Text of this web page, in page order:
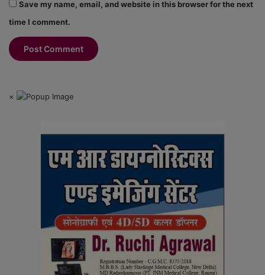
Save my name, email, and website in this browser for the next
time I comment.
×